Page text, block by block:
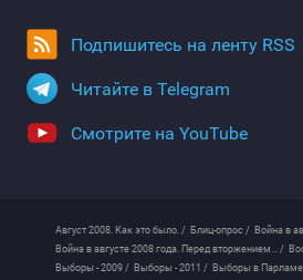
Подпишитесь на ленту RSS
Читайте в Telegram
Смотрите на YouTube
Август 2008. Как это было. / Блиц-опрос / Война в
Война в августе 2008 года. Перед вторжением... /
Выборы - 2009 / Выборы - 2011 / Выборы в